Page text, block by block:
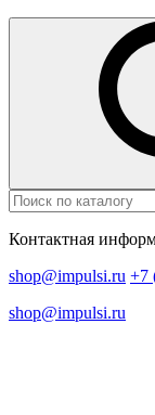
Контактная
shop@impulsi.ru +7
shop@impulsi.ru